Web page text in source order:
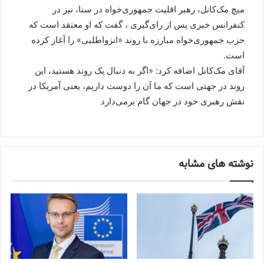
میچ مک‌کانل، رهبر اقلیت جمهوری‌خواه در سنا، نیز در
کنفرانس خبری پس از رای‌گیری ، گفت که او معتقد است که
حزب جمهوری‌خواه مبارزه با روند «انزواطلبی» را آغاز کرده
است.
آقای مک‌کانل اضافه کرد: «اگر به دنبال یک روند هستید، این
روند در جهتی است که ما آن را دوست داریم، یعنی آمریکا در
نقش رهبری خود در جهان گام برمی‌دارد
نوشته های مشابه